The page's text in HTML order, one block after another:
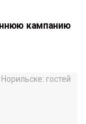
кампанию